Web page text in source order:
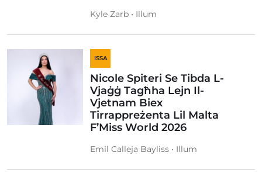
Kyle Zarb • Illum
ISSA
Nicole Spiteri Se Tibda L-
Vjaġġ Tagħha Lejn Il-
Vjetnam Biex
Tirrappreżenta Lil Malta
F’Miss World 2026
Emil Calleja Bayliss • Illum